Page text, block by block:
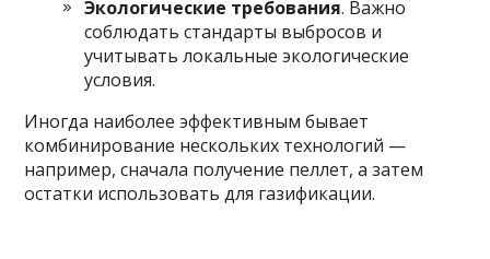
Экологические требования. Важно
соблюдать стандарты выбросов и
учитывать локальные экологические
условия.
Иногда наиболее эффективным бывает
комбинирование нескольких технологий —
например, сначала получение пеллет, а затем
остатки использовать для газификации.